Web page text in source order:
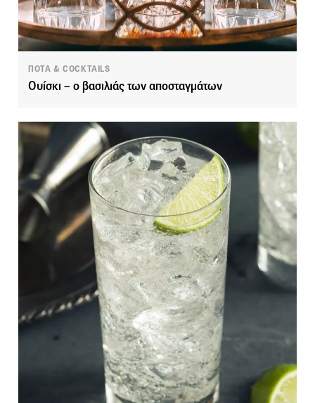
ΠΟΤΑ & COCKTAILS
Ουίσκι – ο βασιλιάς των αποσταγμάτων